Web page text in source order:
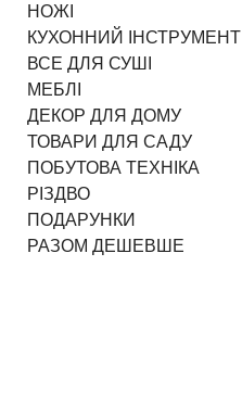
НОЖІ
КУХОННИЙ ІНСТРУМЕНТ
ВСЕ ДЛЯ СУШІ
МЕБЛІ
ДЕКОР ДЛЯ ДОМУ
ТОВАРИ ДЛЯ САДУ
ПОБУТОВА ТЕХНІКА
РІЗДВО
ПОДАРУНКИ
РАЗОМ ДЕШЕВШЕ